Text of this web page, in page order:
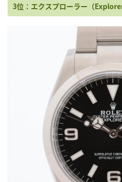
3位：エクスプローラー（Explorer